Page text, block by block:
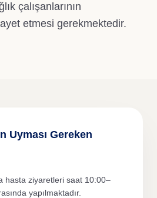
EN
çalışanlarının
etmesi gerekmektedir.
Uyması Gereken
hasta ziyaretleri saat 10:00–
yapılmaktadır.